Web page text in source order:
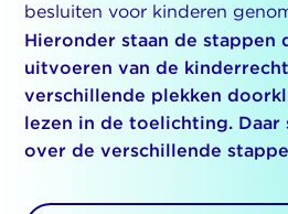
besluiten voor kinderen
Hieronder staan de
uitvoeren van de
verschillende plekken
lezen in de toelichting. Daar
over de verschillende